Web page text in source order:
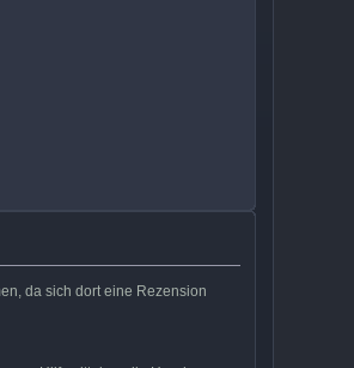
da sich dort eine Rezension